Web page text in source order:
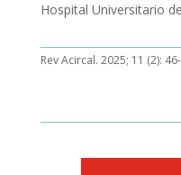
Hospital Universitario
Rev Acircal. 2025; 11 (2):